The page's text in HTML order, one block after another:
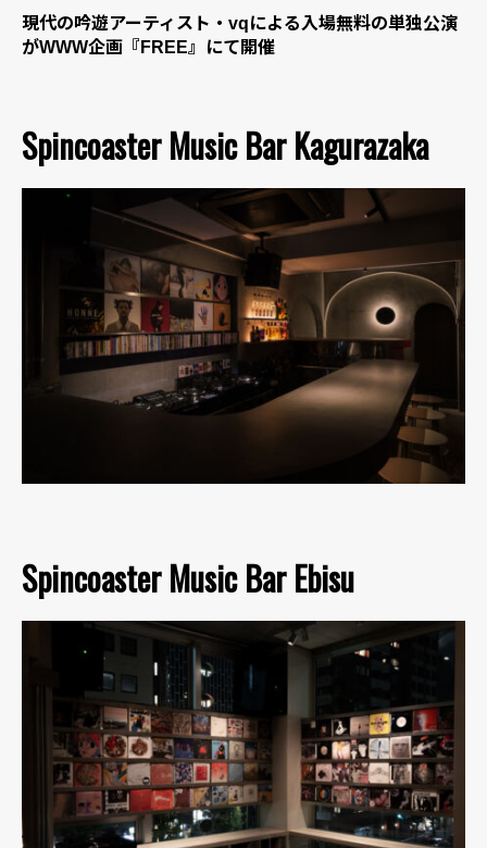
現代の吟遊アーティスト・vqによる入場無料の単独公演
がWWW企画『FREE』にて開催
Spincoaster Music Bar Kagurazaka
Spincoaster Music Bar Ebisu